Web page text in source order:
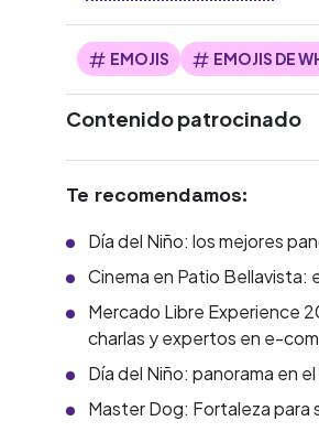
EMOJIS EMOJIS DE
Contenido patrocinado
Te recomendamos:
Día del Niño: los mejores
Cinema en Patio
Mercado Libre Experience
charlas y expertos en e-
Día del Niño: panorama en
Master Dog: Fortaleza para